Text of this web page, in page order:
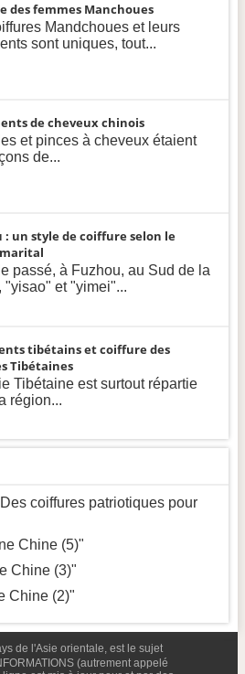
des femmes Manchoues
Mandchoues et leurs
sont uniques, tout...
de cheveux chinois
et pinces à cheveux étaient
de...
: un style de coiffure selon le
passé, à Fuzhou, au Sud de la
"yisao" et "yimei"...
tibétains et coiffure des
Tibétaines
Tibétaine est surtout répartie
région...
coiffures patriotiques pour
Chine (5)"
Chine (3)"
Chine (2)"
de l'Asie orientale, est le sujet
(autrement appelé